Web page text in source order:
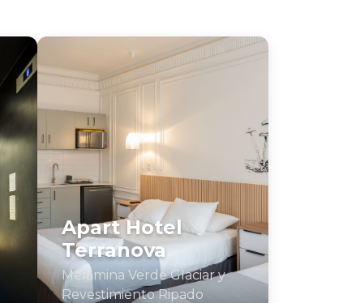
Apart Hotel
Terranova
Melamina Verde Glaciar y
Revestimiento Ripado